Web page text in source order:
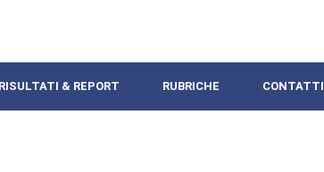
RISULTATI & REPORT RUBRICHE CONTATTI